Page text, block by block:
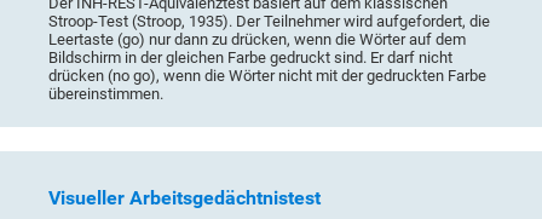
Stroop-Test (Stroop, 1935). Der Teilnehmer wird aufgefordert, die
Leertaste (go) nur dann zu drücken, wenn die Wörter auf dem
Bildschirm in der gleichen Farbe gedruckt sind. Er darf nicht
drücken (no go), wenn die Wörter nicht mit der gedruckten Farbe
übereinstimmen.
Visueller Arbeitsgedächtnistest